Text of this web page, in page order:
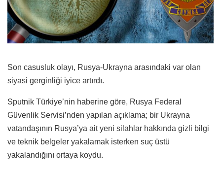
Son casusluk olayı, Rusya-Ukrayna arasındaki var olan
siyasi gerginliği iyice artırdı.
Sputnik Türkiye’nin haberine göre, Rusya Federal
Güvenlik Servisi’nden yapılan açıklama; bir Ukrayna
vatandaşının Rusya’ya ait yeni silahlar hakkında gizli bilgi
ve teknik belgeler yakalamak isterken suç üstü
yakalandığını ortaya koydu.